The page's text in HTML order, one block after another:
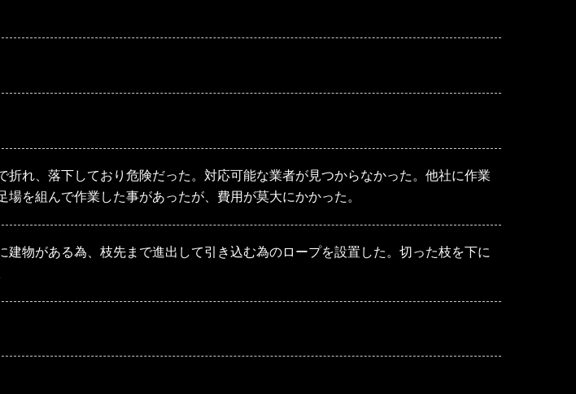
れ、落下しており危険だった。対応可能な業者が見つからなかった。他社に作業
を組んで作業した事があったが、費用が莫大にかかった。
建物がある為、枝先まで進出して引き込む為のロープを設置した。切った枝を下に